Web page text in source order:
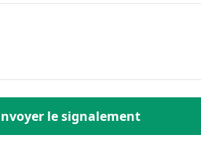
le signalement